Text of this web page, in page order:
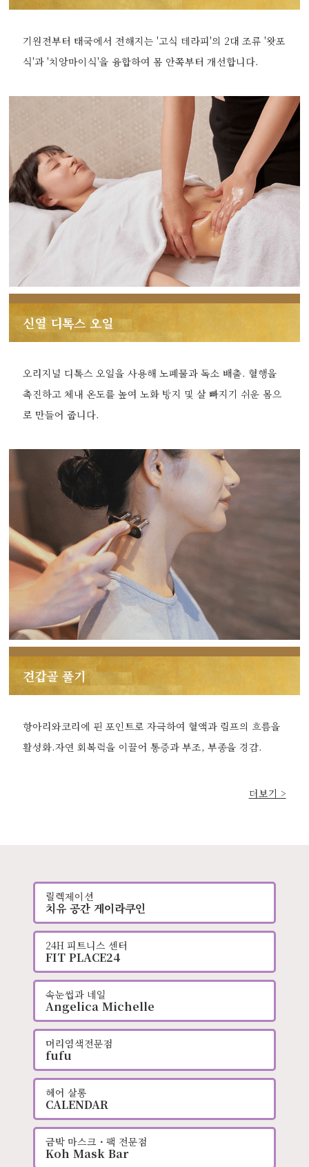
기원전부터 태국에서 전해지는 '고식 테라피'의 2대 조류 '왓포
식'과 '치앙마이식'을 융합하여 몸 안쪽부터 개선합니다.
신열 디톡스 오일
오리지널 디톡스 오일을 사용해 노폐물과 독소 배출. 혈행을
촉진하고 체내 온도를 높여 노화 방지 및 살 빠지기 쉬운 몸으
로 만들어 줍니다.
견갑골 풀기
항아리와코리에 핀 포인트로 자극하여 혈액과 림프의 흐름을
활성화.자연 회복력을 이끌어 통증과 부조, 부종을 경감.
더보기 >
릴렉제이션
치유 공간 게이라쿠인
24H 피트니스 센터
FIT PLACE24
속눈썹과 네일
Angelica Michelle
머리염색전문점
fufu
헤어 살롱
CALENDAR
금박 마스크・팩 전문점
Koh Mask Bar